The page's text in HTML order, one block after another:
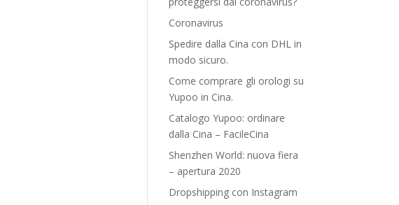
Coronavirus
Spedire dalla Cina con DHL in
modo sicuro.
Come comprare gli orologi su
Yupoo in Cina.
Catalogo Yupoo: ordinare
dalla Cina – FacileCina
Shenzhen World: nuova fiera
– apertura 2020
Dropshipping con Instagram